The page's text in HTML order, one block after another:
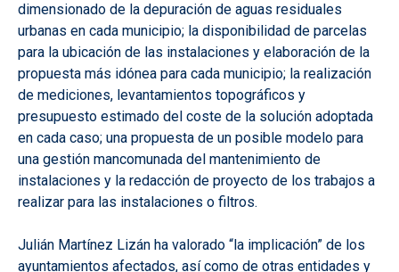
dimensionado de la depuración de aguas residuales
urbanas en cada municipio; la disponibilidad de parcelas
para la ubicación de las instalaciones y elaboración de la
propuesta más idónea para cada municipio; la realización
de mediciones, levantamientos topográficos y
presupuesto estimado del coste de la solución adoptada
en cada caso; una propuesta de un posible modelo para
una gestión mancomunada del mantenimiento de
instalaciones y la redacción de proyecto de los trabajos a
realizar para las instalaciones o filtros.
Julián Martínez Lizán ha valorado “la implicación” de los
ayuntamientos afectados, así como de otras entidades y